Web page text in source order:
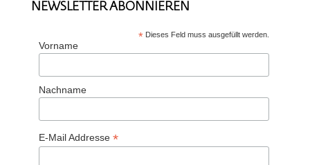
NEWSLETTER ABONNIEREN
* Dieses Feld muss ausgefüllt werden.
Vorname
Nachname
E-Mail Addresse *